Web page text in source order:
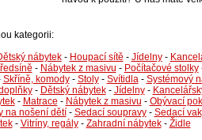
kategorii:
nábytek- Houpací sítě - Jídelny-
- Nábytek z masivu - Počítačové stolky
Skříně, komody- Stoly- Svítidla- Systémový
- Dětský nábytek- Jídelny-
- Matrace - Nábytek z masivu - Obývací
na nošení dětí- Sedací soupravy- Sedací
- Vitríny, regály- Zahradní nábytek- Židle